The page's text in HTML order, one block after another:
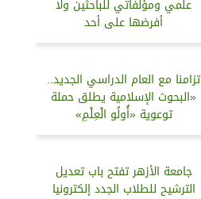
علمي ومؤلفاتي للباحثين ولا
أفرضها على أحد
تزامنا مع العام الدراسي الجديد..
«البحوث الإسلامية يطلق حملة
توعوية «أُولُو الْعِلْمِ»
جامعة الأزهر تفتح باب تعديل
الترشيح للطلاب الجدد إلكترونيا